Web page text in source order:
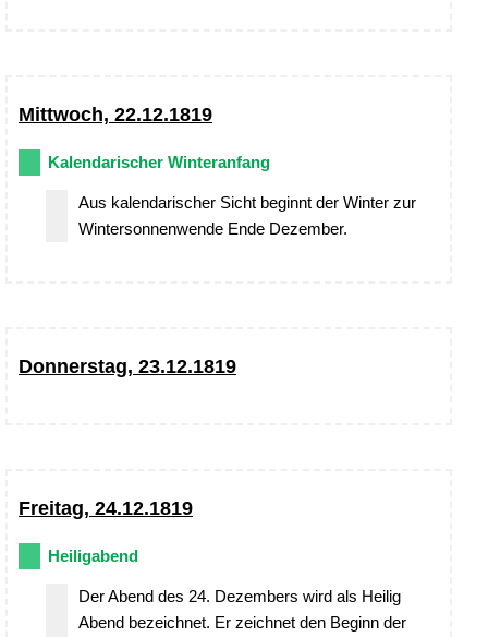
Mittwoch, 22.12.1819
Kalendarischer Winteranfang
Aus kalendarischer Sicht beginnt der Winter zur
Wintersonnenwende Ende Dezember.
Donnerstag, 23.12.1819
Freitag, 24.12.1819
Heiligabend
Der Abend des 24. Dezembers wird als Heilig
Abend bezeichnet. Er zeichnet den Beginn der